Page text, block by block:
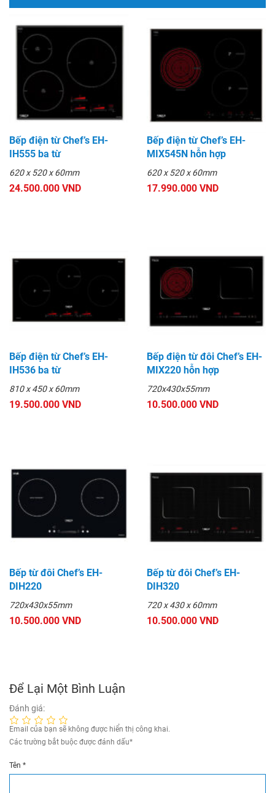
Bếp điện từ Chef’s EH-
IH555 ba từ
620 x 520 x 60mm
24.500.000 VND
Bếp điện từ Chef’s EH-
MIX545N hỗn hợp
620 x 520 x 60mm
17.990.000 VND
Bếp điện từ Chef’s EH-
IH536 ba từ
810 x 450 x 60mm
19.500.000 VND
Bếp điện từ đôi Chef’s EH-
MIX220 hỗn hợp
720x430x55mm
10.500.000 VND
Bếp từ đôi Chef’s EH-
DIH220
720x430x55mm
10.500.000 VND
Bếp từ đôi Chef’s EH-
DIH320
720 x 430 x 60mm
10.500.000 VND
Để Lại Một Bình Luận
Đánh giá:
Email của bạn sẽ không được hiển thị công khai.
Các trường bắt buộc được đánh dấu*
Tên *